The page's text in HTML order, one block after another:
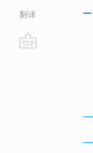
翻译